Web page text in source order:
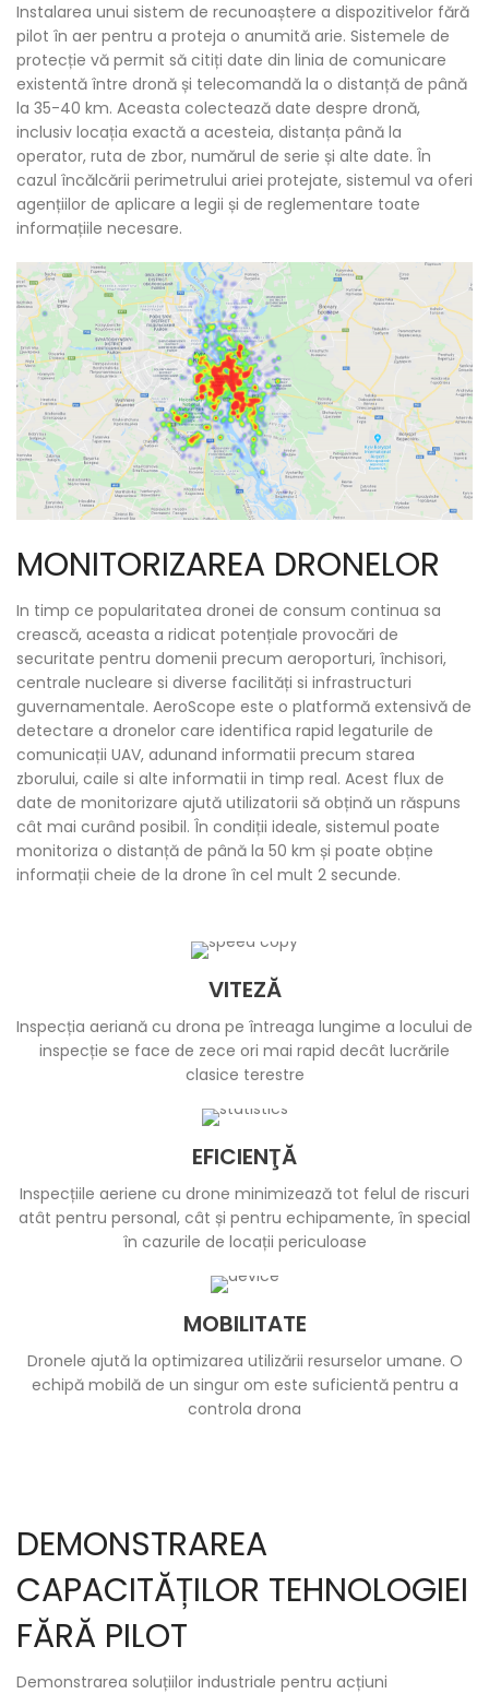
Instalarea unui sistem de recunoaștere a dispozitivelor fără
pilot în aer pentru a proteja o anumită arie. Sistemele de
protecție vă permit să citiți date din linia de comunicare
existentă între dronă și telecomandă la o distanță de până
la 35-40 km. Aceasta colectează date despre dronă,
inclusiv locația exactă a acesteia, distanța până la
operator, ruta de zbor, numărul de serie și alte date. În
cazul încălcării perimetrului ariei protejate, sistemul va oferi
agențiilor de aplicare a legii și de reglementare toate
informațiile necesare.
MONITORIZAREA DRONELOR
In timp ce popularitatea dronei de consum continua sa
crească, aceasta a ridicat potențiale provocări de
securitate pentru domenii precum aeroporturi, închisori,
centrale nucleare si diverse facilități si infrastructuri
guvernamentale. AeroScope este o platformă extensivă de
detectare a dronelor care identifica rapid legaturile de
comunicații UAV, adunand informatii precum starea
zborului, caile si alte informatii in timp real. Acest flux de
date de monitorizare ajută utilizatorii să obțină un răspuns
cât mai curând posibil. În condiții ideale, sistemul poate
monitoriza o distanță de până la 50 km și poate obține
informații cheie de la drone în cel mult 2 secunde.
VITEZĂ
Inspecția aeriană cu drona pe întreaga lungime a locului de
inspecție se face de zece ori mai rapid decât lucrările
clasice terestre
EFICIENŢĂ
Inspecțiile aeriene cu drone minimizează tot felul de riscuri
atât pentru personal, cât și pentru echipamente, în special
în cazurile de locații periculoase
MOBILITATE
Dronele ajută la optimizarea utilizării resurselor umane. O
echipă mobilă de un singur om este suficientă pentru a
controla drona
DEMONSTRAREA
CAPACITĂȚILOR TEHNOLOGIEI
FĂRĂ PILOT
Demonstrarea soluțiilor industriale pentru acțiuni